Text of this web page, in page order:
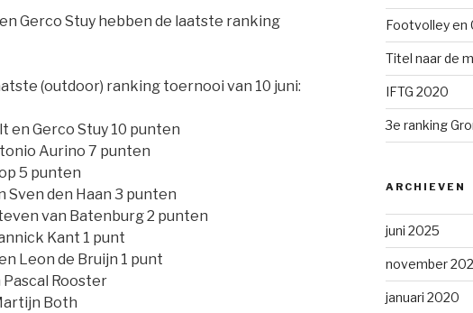
Gerco Stuy hebben de laatste ranking
(outdoor) ranking toernooi van 10 juni:
en Gerco Stuy 10 punten
Aurino 7 punten
5 punten
Sven den Haan 3 punten
van Batenburg 2 punten
Kant 1 punt
Leon de Bruijn 1 punt
Rooster
Both
Footvolley en
Titel naar de
IFTG 2020
3e ranking
ARCHIEVEN
juni 2025
november
januari 2020